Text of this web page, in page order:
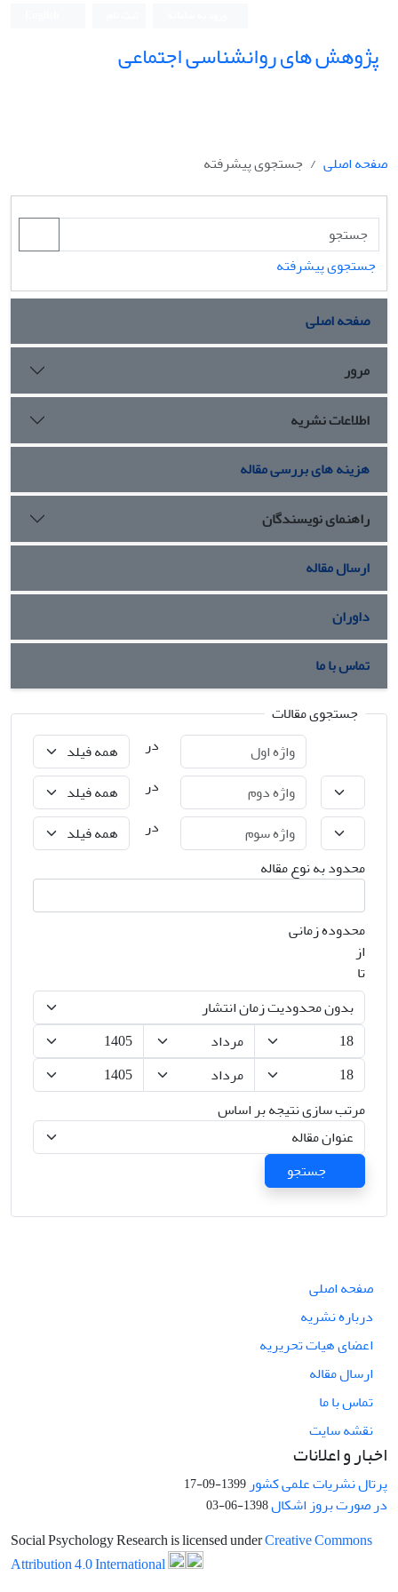
پژوهش های روانشناسی اجتماعی
صفحه اصلی جستجوی پیشرفته
جستجوی پیشرفته
صفحه اصلی
مرور
اطلاعات نشریه
هزینه های بررسی مقاله
راهنمای نویسندگان
ارسال مقاله
داوران
تماس با ما
جستجوی مقالات
در
در
در
محدود به نوع مقاله
محدوده زمانی
از
تا
مرتب سازی نتیجه بر اساس
جستجو
صفحه اصلی
درباره نشریه
اعضای هیات تحریریه
ارسال مقاله
تماس با ما
نقشه سایت
اخبار و اعلانات
پرتال نشریات علمی کشور1399-09-17
در صورت بروز اشکال1398-06-03
Social Psychology Research is licensed underCreative Commons
Attribution 4.0 International